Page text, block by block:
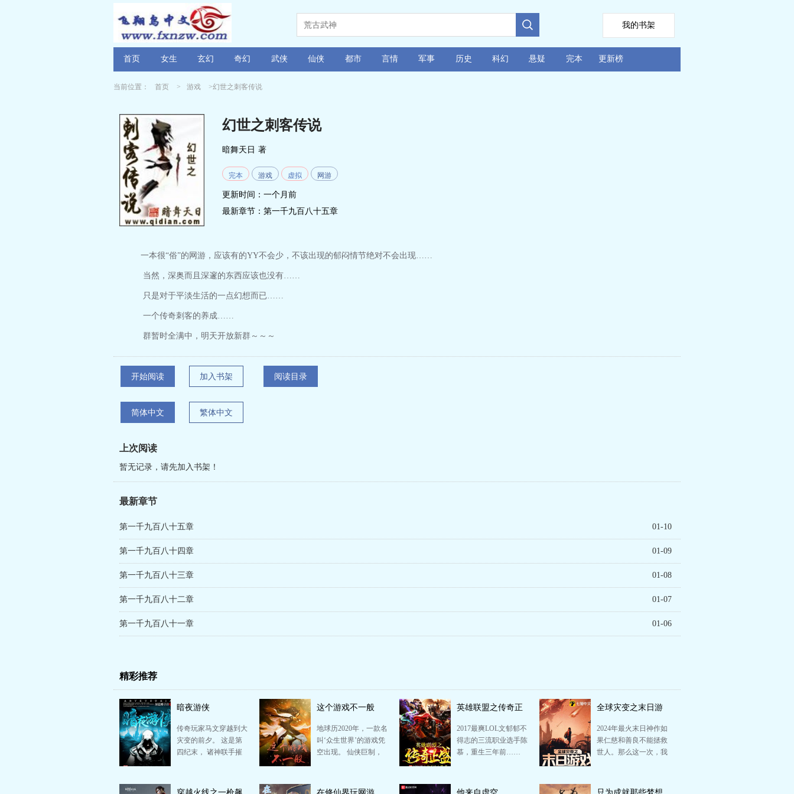
我的书架
首页 女生 玄幻 奇幻 武侠 仙侠 都市 言情 军事 历史 科幻 悬疑 完本 更新榜
当前位置： 首页 > 游戏 >幻世之刺客传说
幻世之刺客传说
暗舞天日 著
完本 游戏 虚拟 网游
更新时间：一个月前
最新章节： 第一千九百八十五章
一本很“俗”的网游，应该有的YY不会少，不该出现的郁闷情节绝对不会出现……
当然，深奥而且深邃的东西应该也没有……
只是对于平淡生活的一点幻想而已……
一个传奇刺客的养成……
群暂时全满中，明天开放新群～～～
开始阅读 加入书架 阅读目录
简体中文 繁体中文
上次阅读
暂无记录，请先加入书架！
最新章节
第一千九百八十五章 01-10
第一千九百八十四章 01-09
第一千九百八十三章 01-08
第一千九百八十二章 01-07
第一千九百八十一章 01-06
精彩推荐
暗夜游侠
传奇玩家马文穿越到大
灾变的前夕。 这是第
四纪末， 诸神联手摧
这个游戏不一般
地球历2020年，一款名
叫‘众生世界’的游戏凭
空出现。 仙侠巨制，
英雄联盟之传奇正
盛
2017最爽LOL文郁郁不
得志的三流职业选手陈
慕，重生三年前……
全球灾变之末日游
戏
2024年最火末日神作如
果仁慈和善良不能拯救
世人。那么这一次，我
罪…